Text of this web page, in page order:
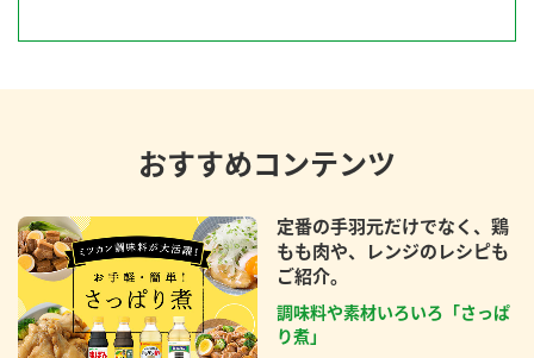
おすすめコンテンツ
定番の手羽元だけでなく、鶏
もも肉や、レンジのレシピも
ご紹介。
調味料や素材いろいろ「さっぱ
り煮」